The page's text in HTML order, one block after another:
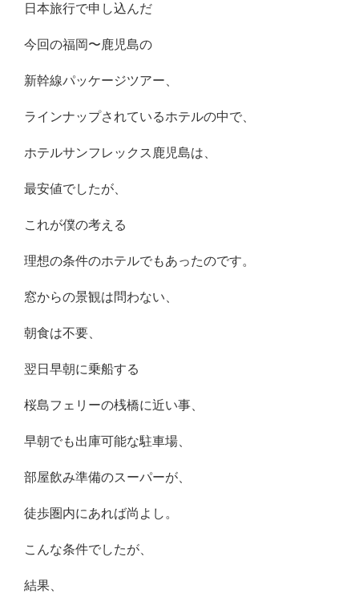
日本旅行で申し込んだ
今回の福岡〜鹿児島の
新幹線パッケージツアー、
ラインナップされているホテルの中で、
ホテルサンフレックス鹿児島は、
最安値でしたが、
これが僕の考える
理想の条件のホテルでもあったのです。
窓からの景観は問わない、
朝食は不要、
翌日早朝に乗船する
桜島フェリーの桟橋に近い事、
早朝でも出庫可能な駐車場、
部屋飲み準備のスーパーが、
徒歩圏内にあれば尚よし。
こんな条件でしたが、
結果、